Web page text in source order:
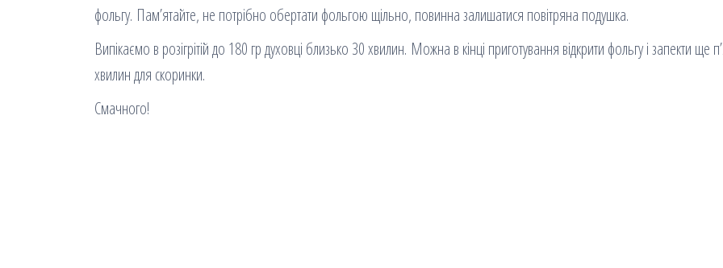
фольгу. Пам’ятайте, не потрібно обертати фольгою щільно, повинна залишатися повітряна подушка.
Випікаємо в розігрітій до 180 гр духовці близько 30 хвилин. Можна в кінці приготування відкрити фольгу і запекти ще
хвилин для скоринки.
Смачного!